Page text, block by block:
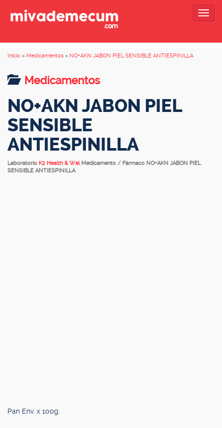
Inicio » Medicamentos » NO+AKN JABON PIEL SENSIBLE ANTIESPINILLA
Medicamentos
NO+AKN JABON PIEL
SENSIBLE
ANTIESPINILLA
Laboratorio K2 Health & Wel Medicamento / Fármaco NO+AKN JABON PIEL
SENSIBLE ANTIESPINILLA
Pan Env. x 100g.